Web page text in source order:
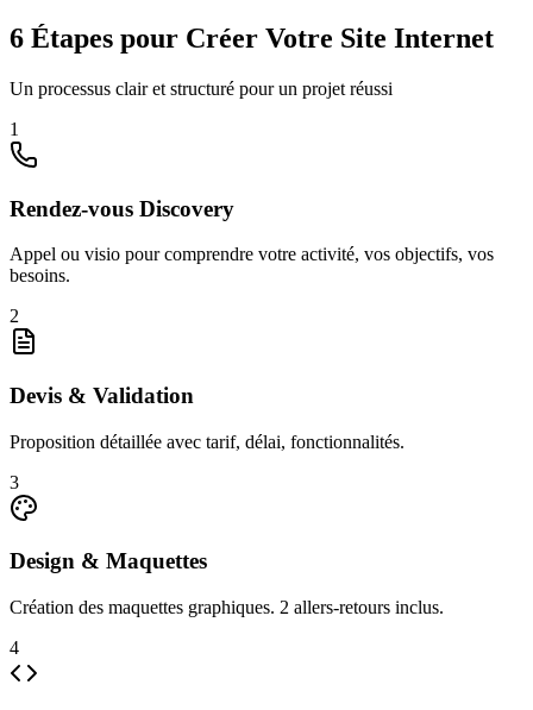
6 Étapes pour Créer Votre Site Internet
Un processus clair et structuré pour un projet réussi
1
Rendez-vous Discovery
Appel ou visio pour comprendre votre activité, vos objectifs, vos
besoins.
2
Devis & Validation
Proposition détaillée avec tarif, délai, fonctionnalités.
3
Design & Maquettes
Création des maquettes graphiques. 2 allers-retours inclus.
4